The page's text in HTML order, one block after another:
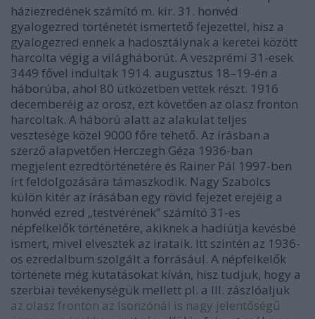
háziezredének számító m. kir. 31. honvéd
gyalogezred történetét ismertető fejezettel, hisz a
gyalogezred ennek a hadosztálynak a keretei között
harcolta végig a világháborút. A veszprémi 31-esek
3449 fővel indultak 1914. augusztus 18–19-én a
háborúba, ahol 80 ütközetben vettek részt. 1916
decemberéig az orosz, ezt követően az olasz fronton
harcoltak. A háború alatt az alakulat teljes
vesztesége közel 9000 főre tehető. Az írásban a
szerző alapvetően Herczegh Géza 1936-ban
megjelent ezredtörténetére és Rainer Pál 1997-ben
írt feldolgozására támaszkodik. Nagy Szabolcs
külön kitér az írásában egy rövid fejezet erejéig a
honvéd ezred „testvérének” számító 31-es
népfelkelők történetére, akiknek a hadiútja kevésbé
ismert, mivel elvesztek az irataik. Itt szintén az 1936-
os ezredalbum szolgált a forrásául. A népfelkelők
története még kutatásokat kíván, hisz tudjuk, hogy a
szerbiai tevékenységük mellett pl. a III. zászlóaljuk
az olasz fronton az Isonzónál is nagy jelentőségű